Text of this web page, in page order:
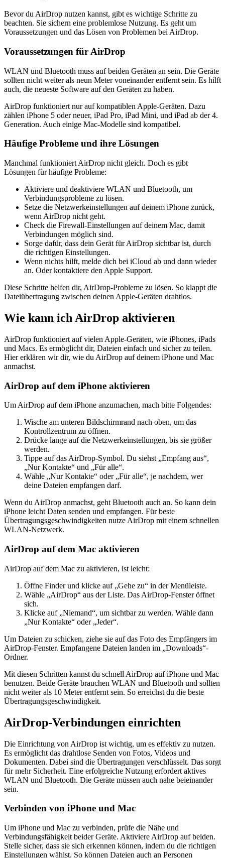
Bevor du AirDrop nutzen kannst, gibt es wichtige Schritte zu
beachten. Sie sichern eine problemlose Nutzung. Es geht um
Voraussetzungen und das Lösen von Problemen bei AirDrop.
Voraussetzungen für AirDrop
WLAN und Bluetooth muss auf beiden Geräten an sein. Die Geräte
sollten nicht weiter als neun Meter voneinander entfernt sein. Es hilft
auch, die neueste Software auf den Geräten zu haben.
AirDrop funktioniert nur auf kompatiblen Apple-Geräten. Dazu
zählen iPhone 5 oder neuer, iPad Pro, iPad Mini, und iPad ab der 4.
Generation. Auch einige Mac-Modelle sind kompatibel.
Häufige Probleme und ihre Lösungen
Manchmal funktioniert AirDrop nicht gleich. Doch es gibt
Lösungen für häufige Probleme:
Aktiviere und deaktiviere WLAN und Bluetooth, um
Verbindungsprobleme zu lösen.
Setze die Netzwerkeinstellungen auf deinem iPhone zurück,
wenn AirDrop nicht geht.
Check die Firewall-Einstellungen auf deinem Mac, damit
Verbindungen möglich sind.
Sorge dafür, dass dein Gerät für AirDrop sichtbar ist, durch
die richtigen Einstellungen.
Wenn nichts hilft, melde dich bei iCloud ab und dann wieder
an. Oder kontaktiere den Apple Support.
Diese Schritte helfen dir, AirDrop-Probleme zu lösen. So klappt die
Dateiübertragung zwischen deinen Apple-Geräten drahtlos.
Wie kann ich AirDrop aktivieren
AirDrop funktioniert auf vielen Apple-Geräten, wie iPhones, iPads
und Macs. Es ermöglicht dir, Dateien einfach und sicher zu teilen.
Hier erklären wir dir, wie du AirDrop auf deinem iPhone und Mac
anmachst.
AirDrop auf dem iPhone aktivieren
Um AirDrop auf dem iPhone anzumachen, mach bitte Folgendes:
Wische am unteren Bildschirmrand nach oben, um das
Kontrollzentrum zu öffnen.
Drücke lange auf die Netzwerkeinstellungen, bis sie größer
werden.
Tippe auf das AirDrop-Symbol. Du siehst „Empfang aus“,
„Nur Kontakte“ und „Für alle“.
Wähle „Nur Kontakte“ oder „Für alle“, je nachdem, wer
deine Dateien empfangen darf.
Wenn du AirDrop anmachst, geht Bluetooth auch an. So kann dein
iPhone leicht Daten senden und empfangen. Für beste
Übertragungsgeschwindigkeiten nutze AirDrop mit einem schnellen
WLAN-Netzwerk.
AirDrop auf dem Mac aktivieren
AirDrop auf dem Mac zu aktivieren, ist leicht:
Öffne Finder und klicke auf „Gehe zu“ in der Menüleiste.
Wähle „AirDrop“ aus der Liste. Das AirDrop-Fenster öffnet
sich.
Klicke auf „Niemand“, um sichtbar zu werden. Wähle dann
„Nur Kontakte“ oder „Jeder“.
Um Dateien zu schicken, ziehe sie auf das Foto des Empfängers im
AirDrop-Fenster. Empfangene Dateien landen im „Downloads“-
Ordner.
Mit diesen Schritten kannst du schnell AirDrop auf iPhone und Mac
benutzen. Beide Geräte brauchen WLAN und Bluetooth und sollten
nicht weiter als 10 Meter entfernt sein. So erreichst du die beste
Übertragungsgeschwindigkeit.
AirDrop-Verbindungen einrichten
Die Einrichtung von AirDrop ist wichtig, um es effektiv zu nutzen.
Es ermöglicht das drahtlose Senden von Fotos, Videos und
Dokumenten. Dabei sind die Übertragungen verschlüsselt. Das sorgt
für mehr Sicherheit. Eine erfolgreiche Nutzung erfordert aktives
WLAN und Bluetooth. Die Geräte müssen auch nahe beieinander
sein.
Verbinden von iPhone und Mac
Um iPhone und Mac zu verbinden, prüfe die Nähe und
Verbindungsfähigkeit beider Geräte. Aktiviere AirDrop auf beiden.
Stelle sicher, dass sie sich erkennen können, indem du die richtigen
Einstellungen wählst. So können Dateien auch an Personen